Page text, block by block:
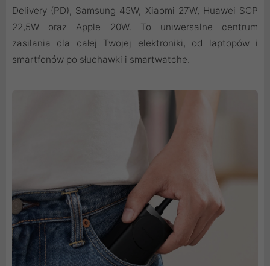
Delivery (PD), Samsung 45W, Xiaomi 27W, Huawei SCP
22,5W oraz Apple 20W. To uniwersalne centrum
zasilania dla całej Twojej elektroniki, od laptopów i
smartfonów po słuchawki i smartwatche.